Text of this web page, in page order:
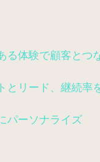
る体験で顧客とつ
とリード、継続率
パーソナライズ